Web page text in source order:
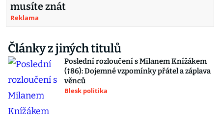
musíte znát
Reklama
Články z jiných titulů
Poslední rozloučení s Milanem Knížákem
(†86): Dojemné vzpomínky přátel a záplava
věnců
Blesk politika